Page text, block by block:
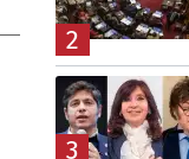
2
3